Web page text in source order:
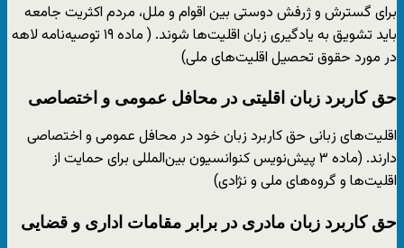
برای گسترش و ژرفش دوستی بین اقوام و ملل، مردم اکثریت جامعه
باید تشویق به یادگیری زبان اقلیت‌ها شوند. ( ماده ۱۹ توصیه‌نامه لاهه
در مورد حقوق تحصیل اقلیت‌های ملی)
حق کاربرد زبان اقلیتی در محافل عمومی و اختصاصی
اقلیت‌های زبانی حق کاربرد زبان خود در محافل عمومی و اختصاصی
دارند. (ماده ۳ پیش‌نویس کنوانسیون بین‌المللی برای حمایت از
اقلیت‌ها و گروه‌های ملی و نژادی)
حق کاربرد زبان مادری در برابر مقامات اداری و قضایی